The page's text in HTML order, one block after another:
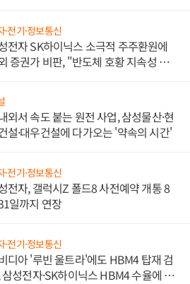
·전기·정보통신
전자 SK하이닉스 소극적 주주환원에
증권가 비판, "반도체 호황 지속성 의
외서 속도 붙는 원전 사업, 삼성물산·현
설·대우건설에 다가오는 '약속의 시간'
·전기·정보통신
전자, 갤럭시Z 폴드8 사전예약 개통 8
일까지 연장
·전기·정보통신
디아 '루빈 울트라'에도 HBM4 탑재 검
성전자·SK하이닉스 HBM4 수율에 주